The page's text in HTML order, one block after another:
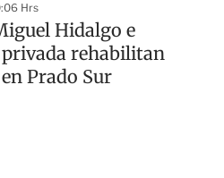
Hrs
Hidalgo e
rehabilitan
Prado Sur